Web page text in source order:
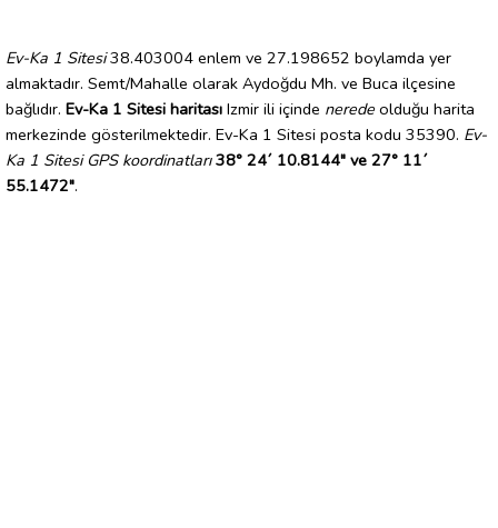
Ev-Ka 1 Sitesi38.403004 enlem ve 27.198652 boylamda yer
almaktadır. Semt/Mahalle olarak Aydoğdu Mh. ve Buca ilçesine
bağlıdır. Ev-Ka 1 Sitesi haritası Izmir ili içinde nerede olduğu harita
merkezinde gösterilmektedir. Ev-Ka 1 Sitesi posta kodu 35390. Ev-
Ka 1 Sitesi GPS koordinatları 38° 24´ 10.8144" ve 27° 11´
55.1472".